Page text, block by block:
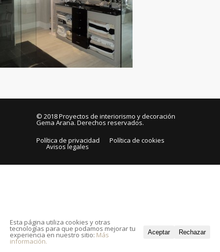
© 2018Proyectos de interiorismo y decoración
Gema Arana. Derechos reservados.
Política de privacidad
Política de cookies
Avisos legales
Esta página utiliza cookies y otras
tecnologías para que podamos mejorar tu
experiencia en nuestro sitio: Más
información.
Aceptar Rechazar